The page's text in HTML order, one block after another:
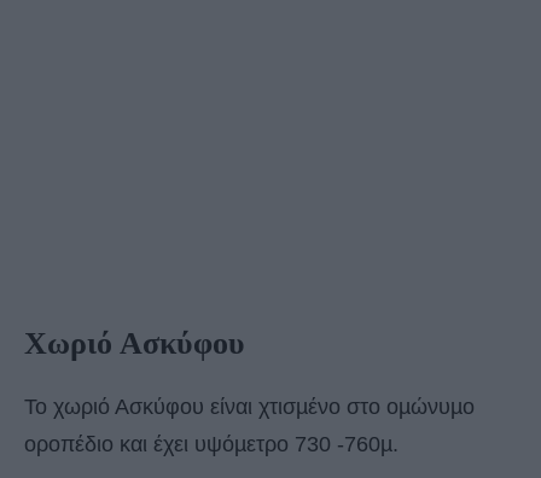
Χωριό Ασκύφου
Το χωριό Ασκύφου είναι χτισµένο στο οµώνυµο
οροπέδιο και έχει υψόµετρο 730 -760µ.